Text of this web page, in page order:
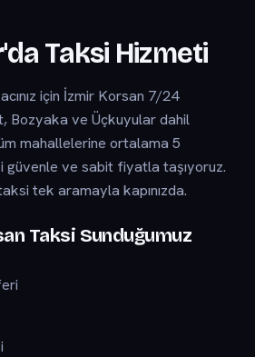
Taksi Hizmeti
için İzmir Korsan 7/24
Bozyaka ve Üçkuyular dahil
mahallelerine ortalama 5
güvenle ve sabit fiyatla taşıyoruz.
tek aramayla kapınızda.
Taksi Sunduğumuz